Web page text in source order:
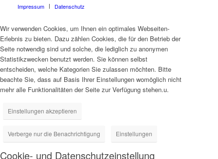
Impressum
Datenschutz
Wir verwenden Cookies, um Ihnen ein optimales Webseiten-
Erlebnis zu bieten. Dazu zählen Cookies, die für den Betrieb der
Seite notwendig sind und solche, die lediglich zu anonymen
Statistikzwecken benutzt werden. Sie können selbst
entscheiden, welche Kategorien Sie zulassen möchten. Bitte
beachte Sie, dass auf Basis Ihrer Einstellungen womöglich nicht
mehr alle Funktionalitäten der Seite zur Verfügung stehen.u.
Einstellungen akzeptieren
Verberge nur die Benachrichtigung Einstellungen
Cookie- und Datenschutzeinstellung